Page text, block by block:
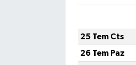
25 Tem Cts
26 Tem Paz